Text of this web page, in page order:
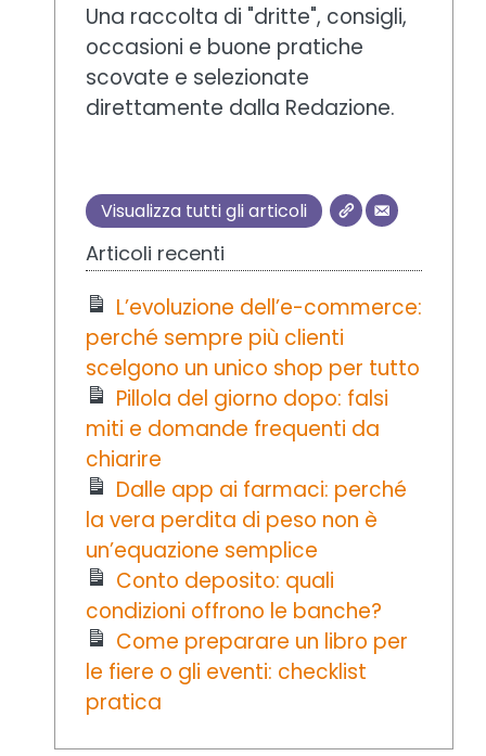
Una raccolta di "dritte", consigli,
occasioni e buone pratiche
scovate e selezionate
direttamente dalla Redazione.
Visualizza tutti gli articoli
Articoli recenti
L’evoluzione dell’e-commerce:
perché sempre più clienti
scelgono un unico shop per tutto
Pillola del giorno dopo: falsi
miti e domande frequenti da
chiarire
Dalle app ai farmaci: perché
la vera perdita di peso non è
un’equazione semplice
Conto deposito: quali
condizioni offrono le banche?
Come preparare un libro per
le fiere o gli eventi: checklist
pratica